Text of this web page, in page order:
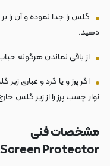
گلس را جدا نموده و آن را
دهید.
از باقی نماندن هرگونه
اگر پرز و یا گرد و غباری
نوار چسب پرز را از زیر گلس
مشخصات فنی
Screen Protector :